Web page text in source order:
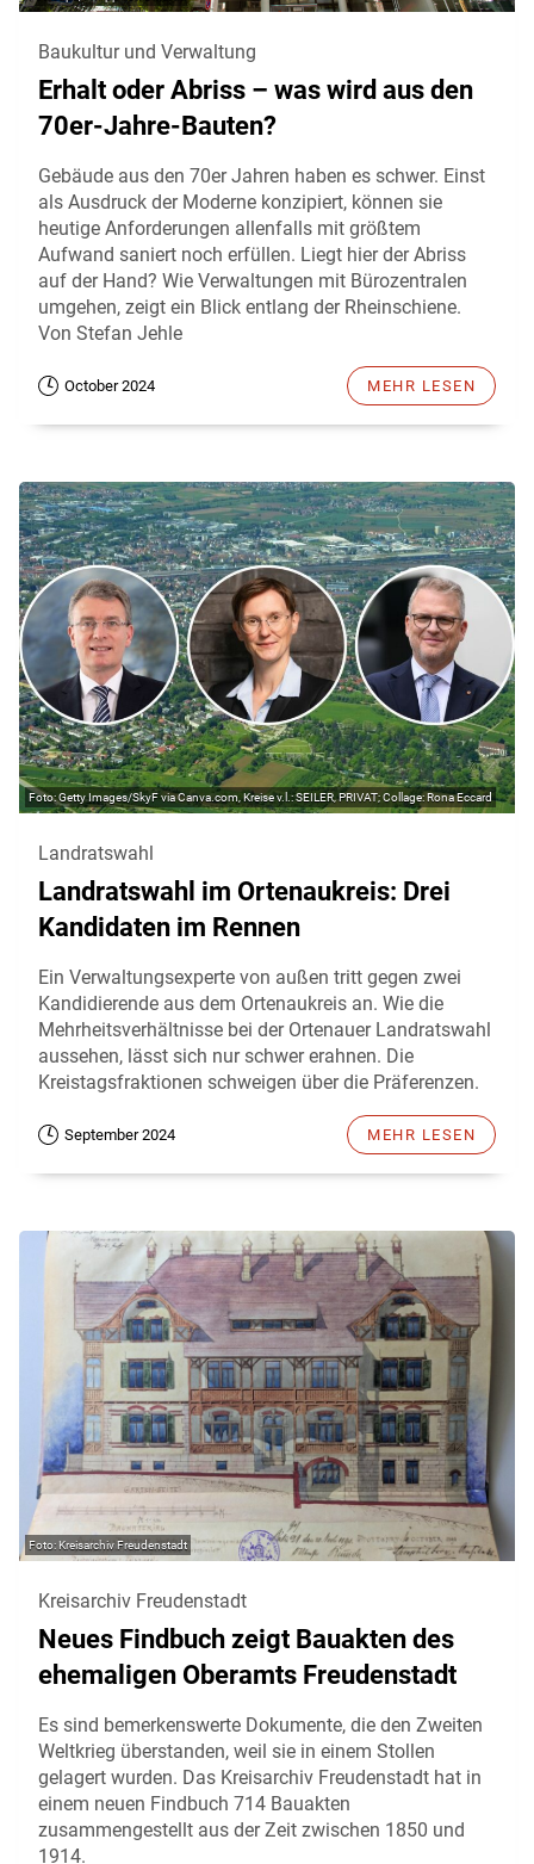
Baukultur und Verwaltung
Erhalt oder Abriss – was wird aus den
70er-Jahre-Bauten?
Gebäude aus den 70er Jahren haben es schwer. Einst
als Ausdruck der Moderne konzipiert, können sie
heutige Anforderungen allenfalls mit größtem
Aufwand saniert noch erfüllen. Liegt hier der Abriss
auf der Hand? Wie Verwaltungen mit Bürozentralen
umgehen, zeigt ein Blick entlang der Rheinschiene.
Von Stefan Jehle
October 2024 MEHR LESEN
Getty Images/SkyF via Canva.com, Kreise v.l.: SEILER, PRIVAT; Collage: Rona Eccard
Landratswahl
Landratswahl im Ortenaukreis: Drei
Kandidaten im Rennen
Ein Verwaltungsexperte von außen tritt gegen zwei
Kandidierende aus dem Ortenaukreis an. Wie die
Mehrheitsverhältnisse bei der Ortenauer Landratswahl
aussehen, lässt sich nur schwer erahnen. Die
Kreistagsfraktionen schweigen über die Präferenzen.
September 2024 MEHR LESEN
Kreisarchiv Freudenstadt
Kreisarchiv Freudenstadt
Neues Findbuch zeigt Bauakten des
ehemaligen Oberamts Freudenstadt
Es sind bemerkenswerte Dokumente, die den Zweiten
Weltkrieg überstanden, weil sie in einem Stollen
gelagert wurden. Das Kreisarchiv Freudenstadt hat in
einem neuen Findbuch 714 Bauakten
zusammengestellt aus der Zeit zwischen 1850 und
1914.